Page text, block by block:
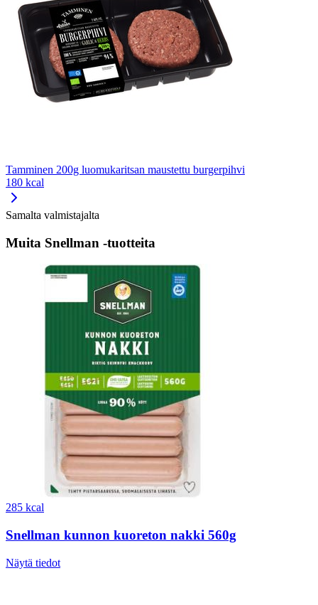
Tamminen 200g luomukaritsan maustettu burgerpihvi
180 kcal
Samalta valmistajalta
Muita Snellman -tuotteita
285 kcal
Snellman kunnon kuoreton nakki 560g
Näytä tiedot